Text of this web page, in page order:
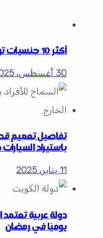
أكثر 10 جنسيات تواجداً في قطر 2025
30 أغسطس، 2025
تفاصيل تعميم
باستيراد
11 يناير، 2025
دولة عربية
يوميًا في رمضان